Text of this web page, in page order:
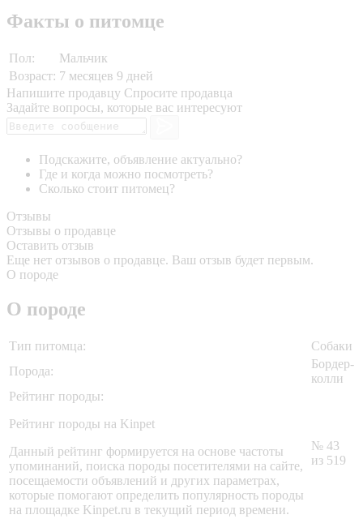
Факты о питомце
Пол:
Мальчик
Возраст: 7 месяцев 9 дней
Напишите продавцу Спросите продавца
Задайте вопросы, которые вас интересуют
Подскажите, объявление актуально?
Где и когда можно посмотреть?
Сколько стоит питомец?
Отзывы
Отзывы о продавце
Оставить отзыв
Еще нет отзывов о продавце. Ваш отзыв будет первым.
О породе
О породе
Тип питомца:
Собаки
Порода:
Бордер-
колли
Рейтинг породы:
Рейтинг породы на Kinpet
Данный рейтинг формируется на основе частоты
упоминаний, поиска породы посетителями на сайте,
посещаемости объявлений и других параметрах,
которые помогают определить популярность породы
на площадке Kinpet.ru в текущий период времени.
№ 43
из 519